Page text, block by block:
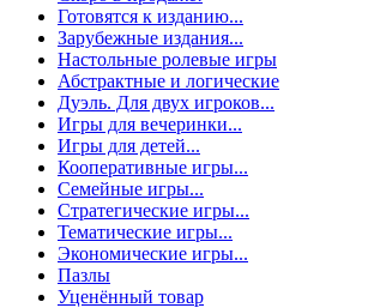
Готовятся к изданию...
Зарубежные издания...
Настольные ролевые игры
Абстрактные и логические
Дуэль. Для двух игроков...
Игры для вечеринки...
Игры для детей...
Кооперативные игры...
Семейные игры...
Стратегические игры...
Тематические игры...
Экономические игры...
Пазлы
Уценённый товар